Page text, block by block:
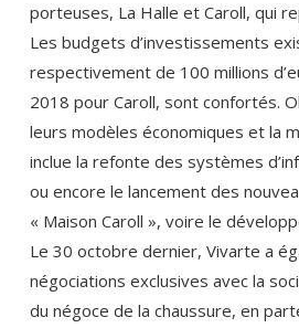
porteuses, La Halle et Caroll, qui
Les budgets d’investissements
respectivement de 100 millions
2018 pour Caroll, sont confortés.
leurs modèles économiques et la
inclue la refonte des systèmes
ou encore le lancement des
« Maison Caroll », voire le
Le 30 octobre dernier, Vivarte a
négociations exclusives avec la
du négoce de la chaussure, en